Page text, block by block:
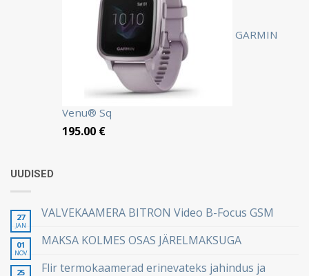
GARMIN
Venu® Sq
195.00 €
UUDISED
27
JAN
VALVEKAAMERA BITRON Video B-Focus GSM
01
NOV
MAKSA KOLMES OSAS JÄRELMAKSUGA
25
Flir termokaamerad erinevateks jahindus ja